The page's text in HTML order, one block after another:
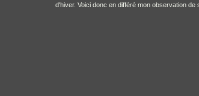
d'hiver. Voici donc en différé mon observation de